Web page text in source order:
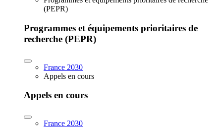
(PEPR)
Programmes et équipements prioritaires de
recherche (PEPR)
France 2030
Appels en cours
Appels en cours
France 2030